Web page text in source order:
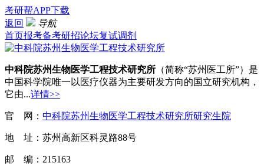
考研帮APP下载
返回
导航
首页报考备考研招论坛复试调剂
中科院苏州生物医学工程技术研究所 （简称“苏州医工所”）是
中国科学院唯一以医疗仪器为主要研发方向的国立研究机构，
它由...详情>>
官 网： 中科院苏州生物医学工程技术研究所研究生院
地 址：苏州高新区科灵路88号
邮 编：215163